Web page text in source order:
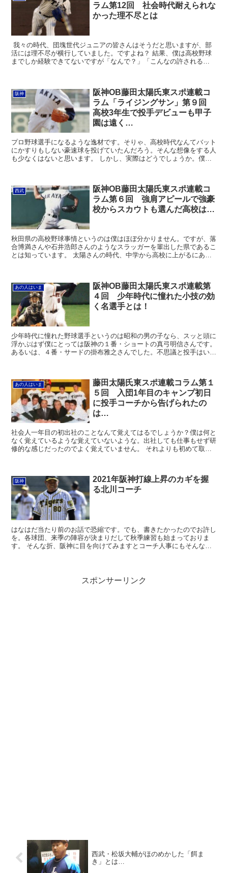
ラム第12回 社会時代耐えられな
かった理不尽とは
我々の時代、団塊世代ジュニアの皆さんはそうだと思いますが、部
活には理不尽が横行していました。ですよね？ 結果、僕は高校野球
までしか経験できてないですが「なんで？」「こんなの許される
阪神
阪神OB藤田太陽氏東スポ連載コ
ラム「ライジングサン」第９回
高校3年生で投手デビューも甲子
園は遠く…
プロ野球選手になるような逸材です。そりゃ、高校時代なんてバット
にかすりもしない豪速球を投げていたんだろう。そんな想像をする人
も少なくはないと思います。 しかし、実際はどうでしょうか。僕は
西武
阪神OB藤田太陽氏東スポ連載コ
ラム第６回 強肩アピールで強豪
校からスカウトも選んだ高校は…
秋田県の高校野球事情というのは僕はほぼ分かりません。ですが、落
合博満さんや石井浩郎さんのようなスラッガーを輩出した県であるこ
とは知っています。 太陽さんの時代、中学から高校に上がるにあた
あの人はいま
阪神OB藤田太陽氏東スポ連載第
４回 少年時代に憧れた小技の効
く名選手とは！
少年時代に憧れた野球選手というのは昭和の男の子なら、スッと頭に
浮かぶはず僕にとっては阪神の１番・ショートの真弓明信さんです。
あるいは、４番・サードの掛布雅之さんでした。不思議と投手はいま
あの人はいま
藤田太陽氏東スポ連載コラム第１
５回 入団1年目のキャンプ初日
に投手コーチから告げられたの
は…
社会人一年目の初出社のことなんて覚えてはるでしょうか？僕は何と
なく覚えているような覚えていないような。出社しても仕事もせず研
修的な感じだったのでよく覚えていません。 それよりも初めて取材
阪神
2021年阪神打線上昇のカギを握
る北川コーチ
はなはだ当たり前のお話で恐縮です。でも、書きたかったのでお許し
を。各球団、来季の陣容が決まりだして秋季練習も始まっておりま
す。 そんな折、阪神に目を向けてみますとコーチ人事にもそんなに
スポンサーリンク
西武・松坂大輔がほのめかした「餌ま
き」とは…